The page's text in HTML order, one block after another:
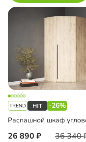
-26%
Распашной шкаф
26 890 36 340